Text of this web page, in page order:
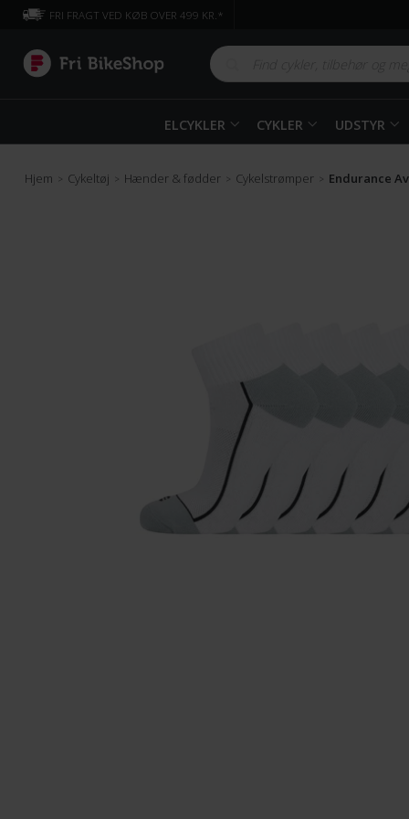
FRI FRAGT VED KØB OVER 499 KR.*
ELCYKLER CYKLER UDSTYR
Hjem > Cykeltøj > Hænder & fødder > Cykelstrømper > Endurance